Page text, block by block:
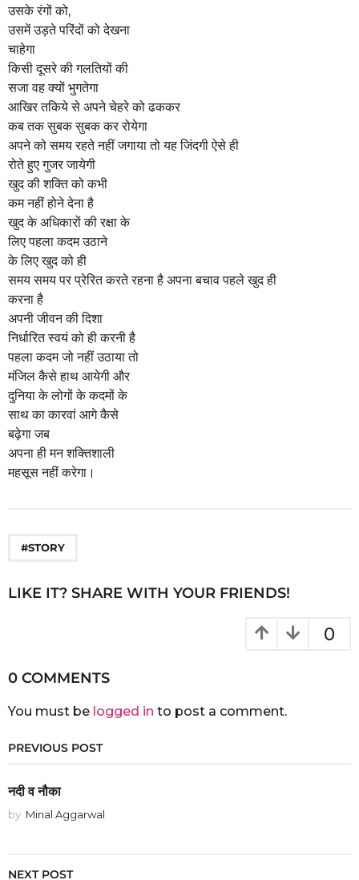
उसके रंगों को,
उसमें उड़ते परिंदों को देखना
चाहेगा
किसी दूसरे की गलतियों की
सजा वह क्यों भुगतेगा
आखिर तकिये से अपने चेहरे को ढककर
कब तक सुबक सुबक कर रोयेगा
अपने को समय रहते नहीं जगाया तो यह जिंदगी ऐसे ही
रोते हुए गुजर जायेगी
खुद की शक्ति को कभी
कम नहीं होने देना है
खुद के अधिकारों की रक्षा के
लिए पहला कदम उठाने
के लिए खुद को ही
समय समय पर प्रेरित करते रहना है अपना बचाव पहले खुद ही
करना है
अपनी जीवन की दिशा
निर्धारित स्वयं को ही करनी है
पहला कदम जो नहीं उठाया तो
मंजिल कैसे हाथ आयेगी और
दुनिया के लोगों के कदमों के
साथ का कारवां आगे कैसे
बढ़ेगा जब
अपना ही मन शक्तिशाली
महसूस नहीं करेगा।
#STORY
LIKE IT? SHARE WITH YOUR FRIENDS!
0
0 COMMENTS
You must be logged in to post a comment.
PREVIOUS POST
नदी व नौका
by Minal Aggarwal
NEXT POST